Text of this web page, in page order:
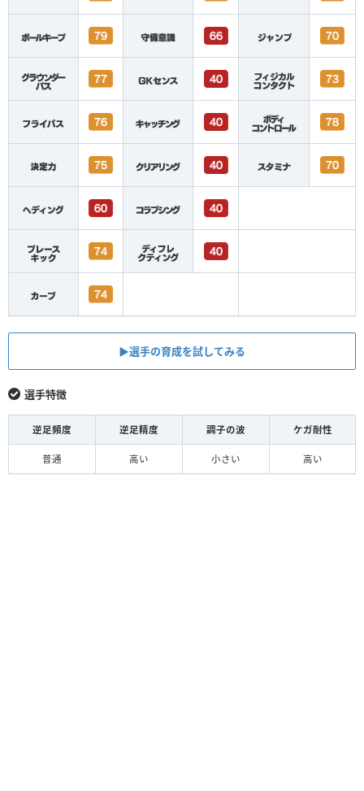
▶︎選手の育成を試してみる
選手特徴
逆足頻度 逆足精度 調子の波 ケガ耐性
普通 高い 小さい 高い